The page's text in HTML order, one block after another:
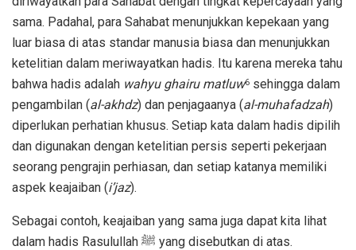
sama. Padahal, para Sahabat menunjukkan kepekaan yang
luar biasa di atas standar manusia biasa dan menunjukkan
ketelitian dalam meriwayatkan hadis. Itu karena mereka tahu
bahwa hadis adalah wahyu ghairu matluw6 sehingga dalam
pengambilan (al-akhdz) dan penjagaanya (al-muhafadzah)
diperlukan perhatian khusus. Setiap kata dalam hadis dipilih
dan digunakan dengan ketelitian persis seperti pekerjaan
seorang pengrajin perhiasan, dan setiap katanya memiliki
aspek keajaiban (i’jaz).
Sebagai contoh, keajaiban yang sama juga dapat kita lihat
dalam hadis Rasulullah ﷺ yang disebutkan di atas.